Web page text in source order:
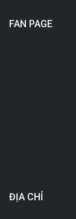
FAN PAGE
ĐỊA CHỈ